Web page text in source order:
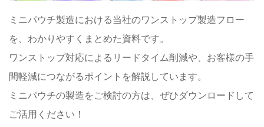
ミニパウチ製造における当社のワンストップ製造フロー
を、わかりやすくまとめた資料です。
ワンストップ対応によるリードタイム削減や、お客様の手
間軽減につながるポイントを解説しています。
ミニパウチの製造をご検討の方は、ぜひダウンロードして
ご活用ください！